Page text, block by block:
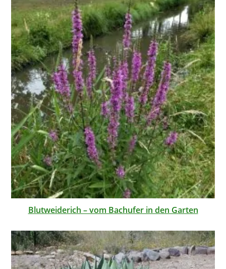
Blutweiderich – vom Bachufer in den Garten